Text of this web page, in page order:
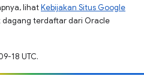
lihatKebijakan Situs Google
dagang terdaftar dari Oracle
18 UTC.